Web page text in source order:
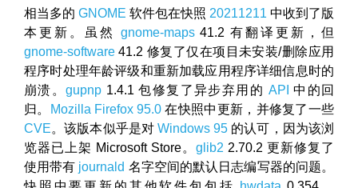
相当多的 GNOME 软件包在快照 20211211 中收到了版
本更新。虽然 gnome-maps41.2 有翻译更新，但
gnome-software 41.2 修复了仅在项目未安装/删除应用
程序时处理年龄评级和重新加载应用程序详细信息时的
崩溃。gupnp 1.4.1 包修复了异步弃用的 API 中的回
归。
Mozilla Firefox 95.0 在快照中更新，并修复了一些
CVE。该版本似乎是对Windows 95 的认可，因为该浏
览器已上架 Microsoft Store。 glib2 2.70.2 更新修复了
使用带有 journald 名字空间的默认日志编写器的问题。